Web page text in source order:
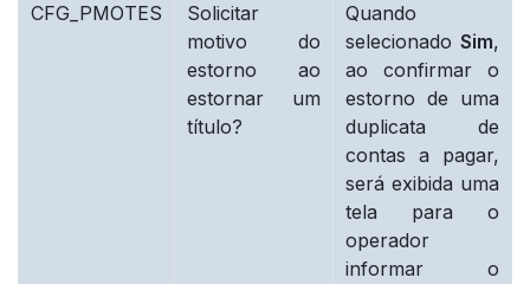
CFG_PMOTES
Solicitar
motivo do
estorno ao
estornar um
título?
Quando
selecionado Sim,
ao confirmar o
estorno de uma
duplicata de
contas a pagar,
será exibida uma
tela para o
operador
informar o